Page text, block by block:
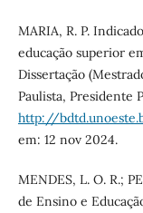
MARIA, R. P.
educação superior
Dissertação
Paulista, Presidente
http://
em: 12 nov 2024.
MENDES, L. O. R.;
de Ensino e